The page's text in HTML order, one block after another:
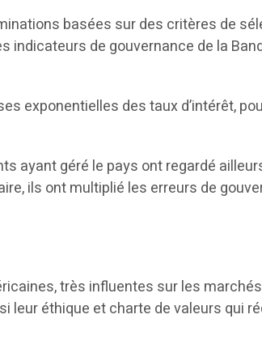
basées sur des critères de
indicateurs de gouvernance de la
exponentielles des taux d’intérêt,
ayant géré le pays ont regardé
ils ont multiplié les erreurs de
très influentes sur les
leur éthique et charte de valeurs qui